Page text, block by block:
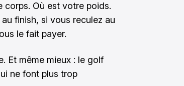
corps. Où est votre poids.
finish, si vous reculez au
le fait payer.
Et même mieux : le golf
ne font plus trop